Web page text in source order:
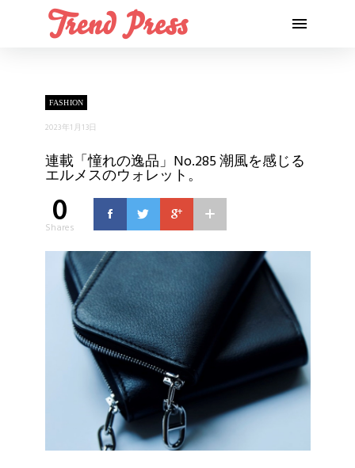
FASHION
2023年1月13日
連載「憧れの逸品」No.285 潮風を感じる
エルメスのウォレット。
0
Shares